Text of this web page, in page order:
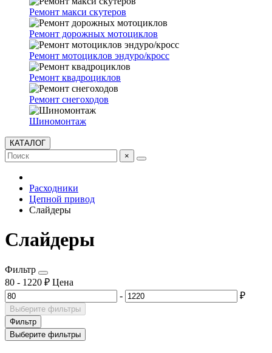
Ремонт макси скутеров
Ремонт дорожных мотоциклов
Ремонт мотоциклов эндуро/кросс
Ремонт квадроциклов
Ремонт снегоходов
Шиномонтаж
КАТАЛОГ
×
Расходники
Цепной привод
Слайдеры
Слайдеры
Фильтр
80 - 1220 ₽ Цена
-
₽
Выберите фильтры
Фильтр
Выберите фильтры